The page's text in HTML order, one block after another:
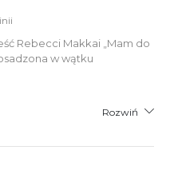
Rebecci Makkai „Mam do
w wątku
Rozwiń